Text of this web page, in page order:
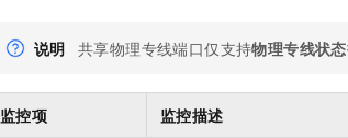
说明 共享物理专线端口仅支持物理专线状态
监控项 监控描述